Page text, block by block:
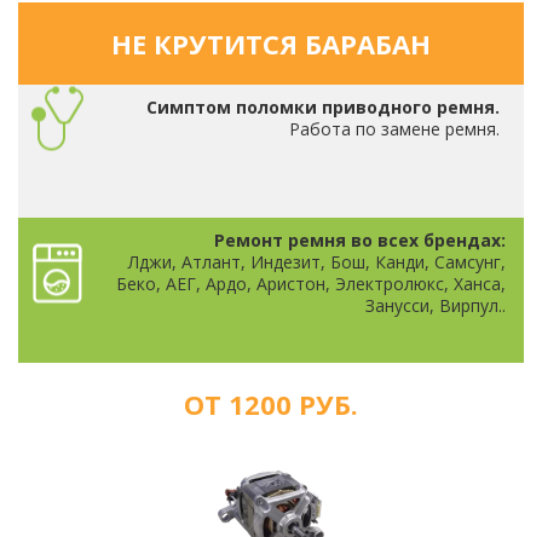
НЕ КРУТИТСЯ БАРАБАН
Симптом поломки приводного ремня.
Работа по замене ремня.
Ремонт ремня во всех брендах:
Лджи, Атлант, Индезит, Бош, Канди, Самсунг,
Беко, АЕГ, Ардо, Аристон, Электролюкс, Ханса,
Занусси, Вирпул..
ОТ 1200 РУБ.